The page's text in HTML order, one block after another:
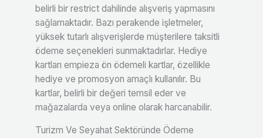
belirli bir restrict dahilinde alışveriş yapmasını
sağlamaktadır. Bazı perakende işletmeler,
yüksek tutarlı alışverişlerde müşterilere taksitli
ödeme seçenekleri sunmaktadırlar. Hediye
kartları empieza ön ödemeli kartlar, özellikle
hediye ve promosyon amaçlı kullanılır. Bu
kartlar, belirli bir değeri temsil eder ve
mağazalarda veya online olarak harcanabilir.
Turizm Ve Seyahat Sektöründe Ödeme